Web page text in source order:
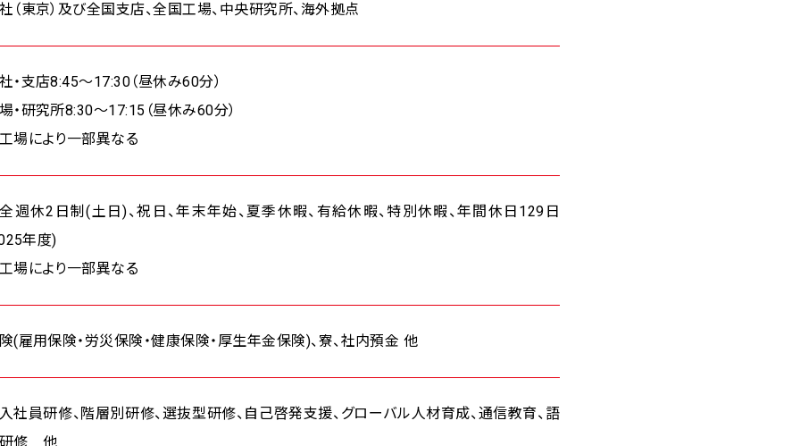
（東京）及び全国支店、全国工場、中央研究所、海外拠点
・支店8:45～17:30（昼休み60分）
・研究所8:30～17:15（昼休み60分）
場により一部異なる
週休2日制(土日)、祝日、年末年始、夏季休暇、有給休暇、特別休暇、年間休日129日
年度)
場により一部異なる
(雇用保険・労災保険・健康保険・厚生年金保険)、寮、社内預金 他
社員研修、階層別研修、選抜型研修、自己啓発支援、グローバル人材育成、通信教育、語
修 他